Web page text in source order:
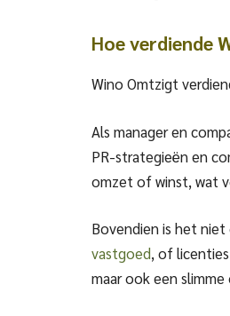
Hoe verdiende
Wino Omtzigt
Als manager en
PR-strategieën en
omzet of winst, wat
Bovendien is het
vastgoed, of
maar ook een